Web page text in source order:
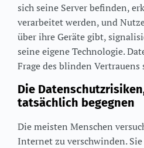
sich seine Server befinden,
verarbeitet werden, und
über ihre Geräte gibt,
seine eigene Technologie.
Frage des blinden Vertrauens
Die
tatsächlich begegnen
Die meisten Menschen
Internet zu verschwinden.